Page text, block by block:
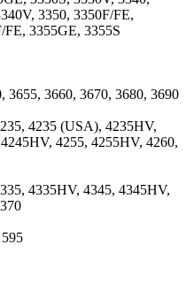
3350, 3350F/FE,
FE, 3355GE, 3355S
3655, 3660, 3670, 3680, 3690
4235 (USA), 4235HV,
4255, 4255HV, 4260,
4335HV, 4345, 4345HV,